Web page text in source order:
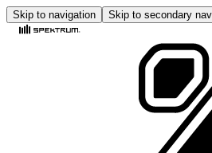
Skip to navigation Skip to secondary